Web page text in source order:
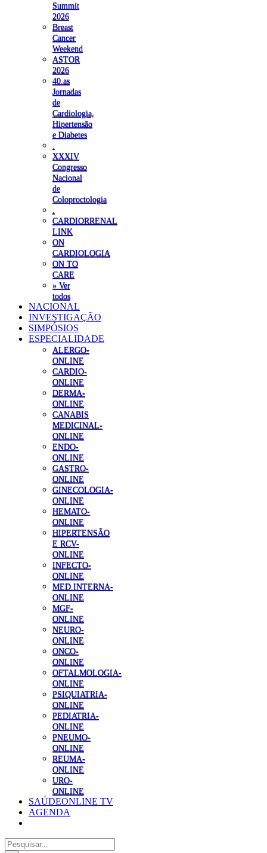
Summit
2026
Breast
Cancer
Weekend
ASTOR
2026
40.as
Jornadas
de
Cardiologia,
Hipertensão
e Diabetes
XXXIV
Congresso
Nacional
de
Coloproctologia
CARDIORRENAL
LINK
ON
CARDIOLOGIA
ON TO
CARE
» Ver
todos
NACIONAL
INVESTIGAÇÃO
SIMPÓSIOS
ESPECIALIDADE
ALERGO-
ONLINE
CARDIO-
ONLINE
DERMA-
ONLINE
CANABIS
MEDICINAL-
ONLINE
ENDO-
ONLINE
GASTRO-
ONLINE
GINECOLOGIA-
ONLINE
HEMATO-
ONLINE
HIPERTENSÃO
E RCV-
ONLINE
INFECTO-
ONLINE
MED.INTERNA-
ONLINE
MGF-
ONLINE
NEURO-
ONLINE
ONCO-
ONLINE
OFTALMOLOGIA-
ONLINE
PSIQUIATRIA-
ONLINE
PEDIATRIA-
ONLINE
PNEUMO-
ONLINE
REUMA-
ONLINE
URO-
ONLINE
SAÚDEONLINE TV
AGENDA
Pesquisar